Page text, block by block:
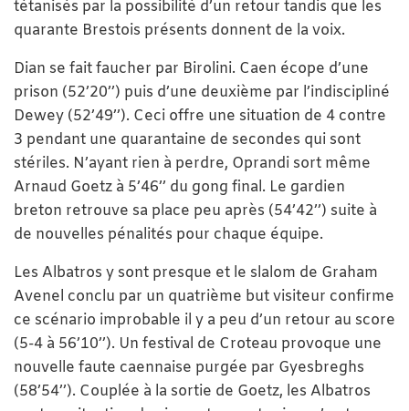
tétanisés par la possibilité d’un retour tandis que les
quarante Brestois présents donnent de la voix.
Dian se fait faucher par Birolini. Caen écope d’une
prison (52’20’’) puis d’une deuxième par l’indiscipliné
Dewey (52’49’’). Ceci offre une situation de 4 contre
3 pendant une quarantaine de secondes qui sont
stériles. N’ayant rien à perdre, Oprandi sort même
Arnaud Goetz à 5’46’’ du gong final. Le gardien
breton retrouve sa place peu après (54’42’’) suite à
de nouvelles pénalités pour chaque équipe.
Les Albatros y sont presque et le slalom de Graham
Avenel conclu par un quatrième but visiteur confirme
ce scénario improbable il y a peu d’un retour au score
(5-4 à 56’10’’). Un festival de Croteau provoque une
nouvelle faute caennaise purgée par Gyesbreghs
(58’54’’). Couplée à la sortie de Goetz, les Albatros